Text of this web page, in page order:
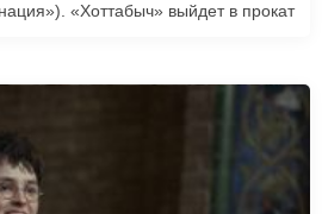
«Хоттабыч» выйдет в прокат